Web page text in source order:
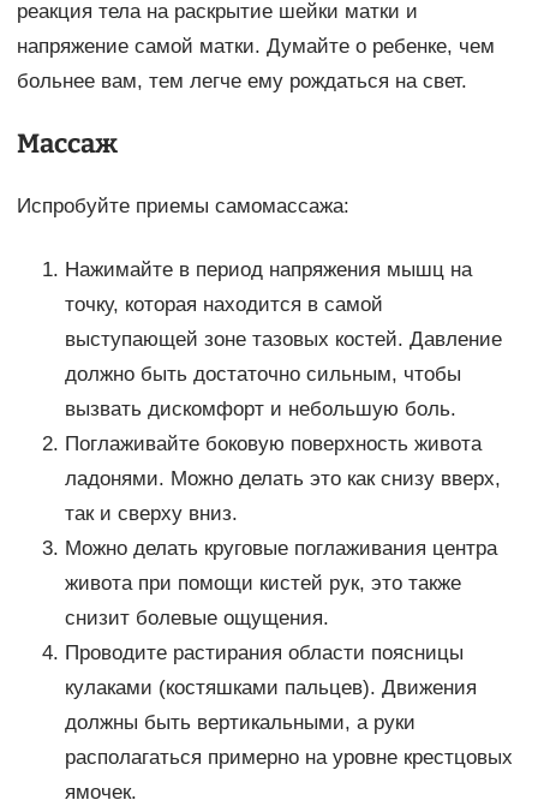
реакция тела на раскрытие шейки матки и
напряжение самой матки. Думайте о ребенке, чем
больнее вам, тем легче ему рождаться на свет.
Массаж
Испробуйте приемы самомассажа:
Нажимайте в период напряжения мышц на
точку, которая находится в самой
выступающей зоне тазовых костей. Давление
должно быть достаточно сильным, чтобы
вызвать дискомфорт и небольшую боль.
Поглаживайте боковую поверхность живота
ладонями. Можно делать это как снизу вверх,
так и сверху вниз.
Можно делать круговые поглаживания центра
живота при помощи кистей рук, это также
снизит болевые ощущения.
Проводите растирания области поясницы
кулаками (костяшками пальцев). Движения
должны быть вертикальными, а руки
располагаться примерно на уровне крестцовых
ямочек.